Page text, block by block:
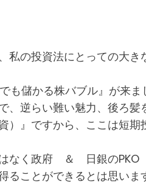
私の投資法にとっての大
儲かる株バブル』が来ま
、逆らい難い魅力、後ろ
』ですから、ここは短
なく政府 ＆ 日銀のPKO
ることができるとは思い